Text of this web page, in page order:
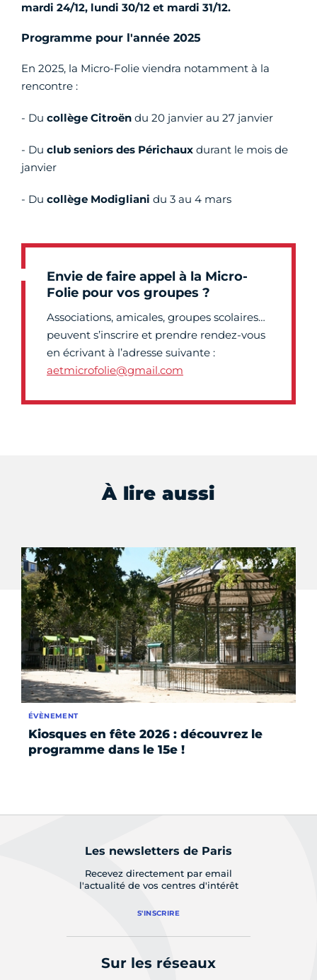
mardi 24/12, lundi 30/12 et mardi 31/12.
Programme pour l'année 2025
En 2025, la Micro-Folie viendra notamment à la
rencontre :
- Du collège Citroën du 20 janvier au 27 janvier
- Du club seniors des Périchaux durant le mois de
janvier
- Du collège Modigliani du 3 au 4 mars
Envie de faire appel à la Micro-
Folie pour vos groupes ?
Associations, amicales, groupes scolaires…
peuvent s’inscrire et prendre rendez-vous
en écrivant à l’adresse suivante :
aetmicrofolie@gmail.com
À lire aussi
Kiosques en fête 2026 : découvrez le
programme dans le 15e !
ÉVÈNEMENT
Les newsletters de Paris
Recevez directement par email
l'actualité de vos centres d'intérêt
S'INSCRIRE
Sur les réseaux